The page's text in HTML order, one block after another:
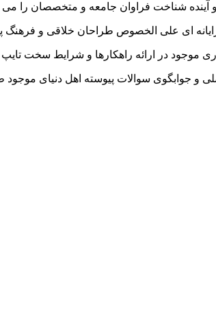
شناخت فراوان جامعه و متخصصان را می
ای علی الخصوص طراحان خلاقی و فرهنگ
موجود در ارائه راهکارها و شرایط سخت تایپ
و جوابگوی سوالات پیوسته اهل دنیای موجود